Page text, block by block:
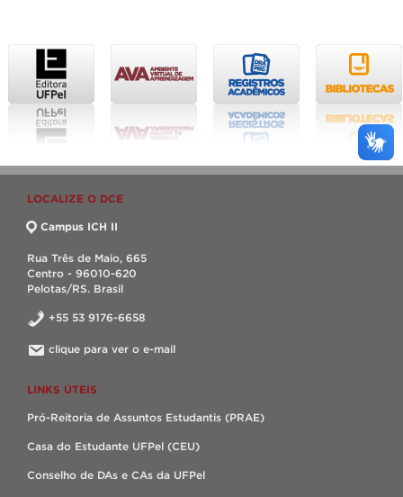
LOCALIZE O DCE
Campus ICH II
Rua Três de Maio, 665
Centro - 96010-620
Pelotas/RS. Brasil
+55 53 9176-6658
clique para ver o e-mail
LINKS ÚTEIS
Pró-Reitoria de Assuntos Estudantis (PRAE)
Casa do Estudante UFPel (CEU)
Conselho de DAs e CAs da UFPel